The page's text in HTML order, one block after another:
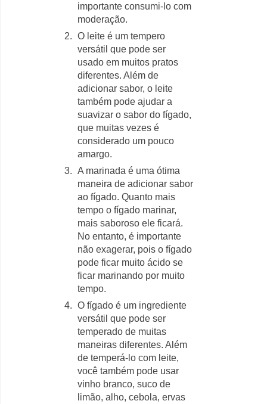
importante consumi-lo com
moderação.
O leite é um tempero
versátil que pode ser
usado em muitos pratos
diferentes. Além de
adicionar sabor, o leite
também pode ajudar a
suavizar o sabor do fígado,
que muitas vezes é
considerado um pouco
amargo.
A marinada é uma ótima
maneira de adicionar sabor
ao fígado. Quanto mais
tempo o fígado marinar,
mais saboroso ele ficará.
No entanto, é importante
não exagerar, pois o fígado
pode ficar muito ácido se
ficar marinando por muito
tempo.
O fígado é um ingrediente
versátil que pode ser
temperado de muitas
maneiras diferentes. Além
de temperá-lo com leite,
você também pode usar
vinho branco, suco de
limão, alho, cebola, ervas